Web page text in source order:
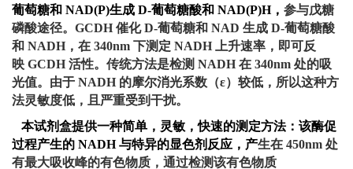
葡萄糖和 NAD(P)生成 D-葡萄糖酸和 NAD(P)H， 参与戊糖
磷酸途径。 GCDH 催化D-葡萄糖和 NAD 生成 D-葡萄糖酸
和 NADH ，在 340nm 下测定 NADH 上升速率，即可反
映 GCDH 活性。传统方法是检测 NADH 在 340nm 处的吸
光值。由于 NADH 的摩尔消光系数（ε）较低，所以这种方
法灵敏度低，且严重受到干扰。
本试剂盒提供一种简单，灵敏，快速的测定方法：该酶促
过程产生的 NADH与特异的显色剂反应，产生在 450nm 处
有最大吸收峰的有色物质，通过检测该有色物质